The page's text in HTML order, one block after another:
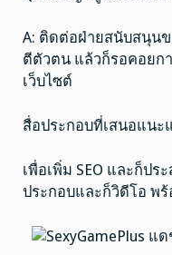
A: ติดต่อฝ่ายสนับสนุน
ตีตัวตน แล้วก็รอคอยก
เว็บไซต์
สื่อประกอบที่เสนอแนะ
เพื่อเพิ่ม SEO และก็ป
ประกอบและก็วิดีโอ พ